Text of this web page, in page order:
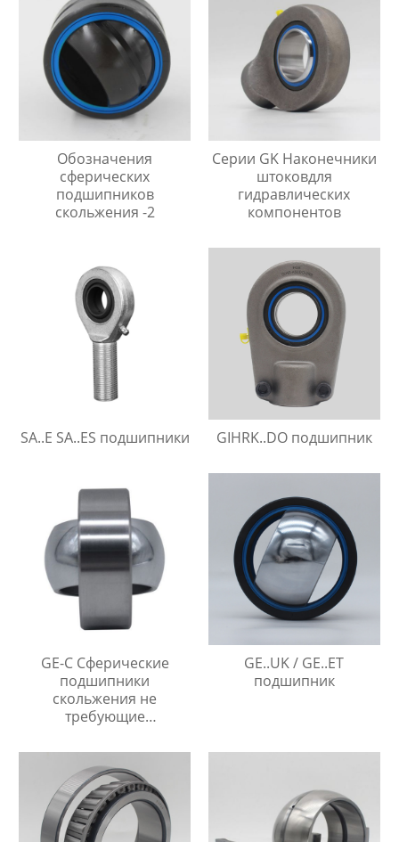
Обозначения
сферических
подшипников
скольжения -2
Серии GK Наконечники
штоковдля
гидравлических
компонентов
SA..E SA..ES подшипники GIHRK..DO подшипник
GE-C Сферические
подшипники
скольжения не
требующие
обслуживания
GE..UK / GE..ET
подшипник